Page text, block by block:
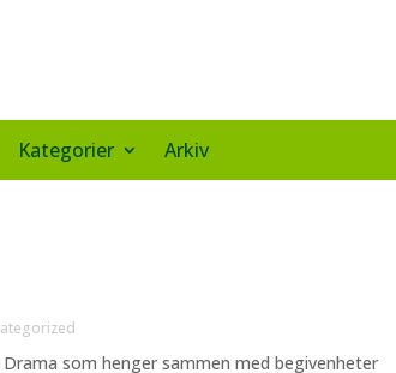
Kategorier Arkiv
som henger sammen med begivenheter